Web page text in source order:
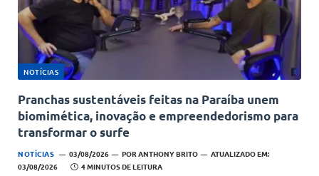
NOTÍCIAS
Pranchas sustentáveis feitas na Paraíba unem
biomimética, inovação e empreendedorismo para
transformar o surfe
NOTÍCIAS 03/08/2026 POR ANTHONY BRITO
ATUALIZADO EM:
03/08/2026
4 MINUTOS DE LEITURA